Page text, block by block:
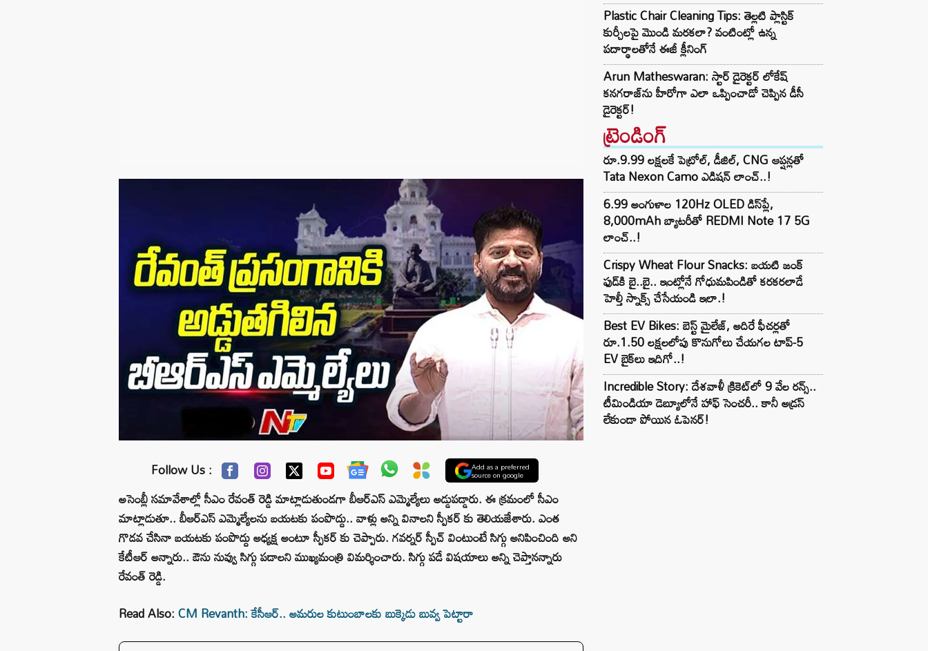
Follow Us : Add as a preferred
source on google
అసెంబ్లీ సమావేశాల్లో సీఎం రేవంత్ రెడ్డి మాట్లాడుతుండగా బీఆర్ఎస్ ఎమ్మెల్యేలు అడ్డుపడ్డారు. ఈ క్రమంలో సీఎం
మాట్లాడుతూ.. బీఆర్ఎస్ ఎమ్మెల్యేలను బయటకు పంపొద్దు.. వాళ్లు అన్ని వినాలని స్పీకర్ కు తెలియజేశారు. ఎంత
గొడవ చేసినా బయటకు పంపొద్దు అధ్యక్ష అంటూ స్పీకర్ కు చెప్పారు. గవర్నర్ స్పీచ్ వింటుంటే సిగ్గు అనిపించింది అని
కేటీఆర్ అన్నారు.. ఔను నువ్వు సిగ్గు పడాలని ముఖ్యమంత్రి విమర్శించారు. సిగ్గు పడే విషయాలు అన్ని చెప్తానన్నారు
రేవంత్ రెడ్డి.
Read Also:CM Revanth: కేసీఆర్.. అమరుల కుటుంబాలకు బుక్కెడు బువ్వ పెట్టారా
Plastic Chair Cleaning Tips: తెల్లటి ప్లాస్టిక్
కుర్చీలపై మొండి మరకలా? వంటింట్లో ఉన్న
పదార్థాలతోనే ఈజీ క్లీనింగ్
Arun Matheswaran: స్టార్ డైరెక్టర్ లోకేష్
కనగరాజ్‌ను హీరోగా ఎలా ఒప్పించాడో చెప్పిన డీసీ
డైరెక్టర్!
ట్రెండింగ్‌
రూ.9.99 లక్షలకే పెట్రోల్, డీజిల్, CNG ఆప్షన్లతో
Tata Nexon Camo ఎడిషన్ లాంచ్..!
6.99 అంగుళాల 120Hz OLED డిస్‌ప్లే,
8,000mAh బ్యాటరీతో REDMI Note 17 5G
లాంచ్..!
Crispy Wheat Flour Snacks: బయటి జంక్
ఫుడ్‌కి బై..బై.. ఇంట్లోనే గోధుమపిండితో కరకరలాడే
హెల్తీ స్నాక్స్ చేసేయండి ఇలా.!
Best EV Bikes: బెస్ట్ మైలేజ్, అదిరే ఫీచర్లతో
రూ.1.50 లక్షలలోపు కొనుగోలు చేయగల టాప్-5
EV బైక్‌లు ఇదిగో..!
Incredible Story: దేశవాళీ క్రికెట్‌లో 9 వేల రన్స్..
టీమిండియా డెబ్యూలోనే హాఫ్ సెంచరీ.. కానీ అడ్రస్
లేకుండా పోయిన ఓపెనర్!